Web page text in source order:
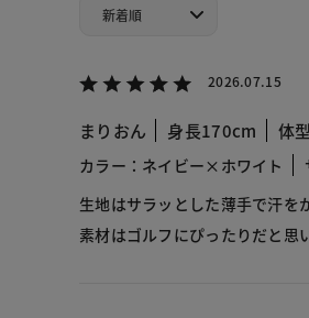
2026.07.15
まりおん 身長170cm 体
カラー：ネイビー×ホワイト
生地はサラッとした薄手で汗を
素材はゴルフにぴったりだと思